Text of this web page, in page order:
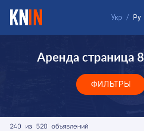
Укр / Ру
Аренда страница 8
ФИЛЬТРЫ
240 из 520 объявлений